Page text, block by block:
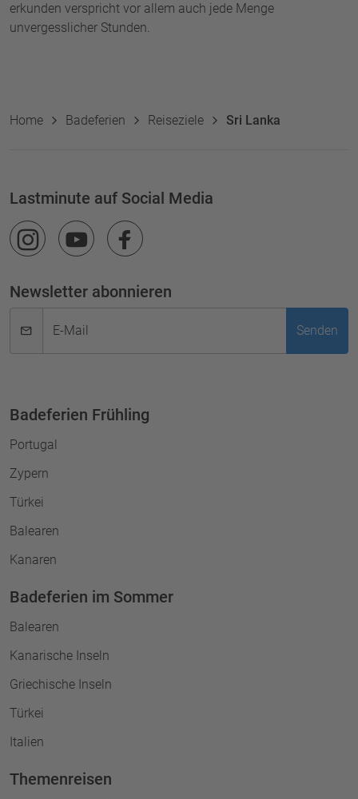
erkunden verspricht vor allem auch jede Menge
unvergesslicher Stunden.
Home Badeferien Reiseziele Sri Lanka
Lastminute auf Social Media
Newsletter abonnieren
E-Mail Senden
Badeferien Frühling
Portugal
Zypern
Türkei
Balearen
Kanaren
Badeferien im Sommer
Balearen
Kanarische Inseln
Griechische Inseln
Türkei
Italien
Themenreisen